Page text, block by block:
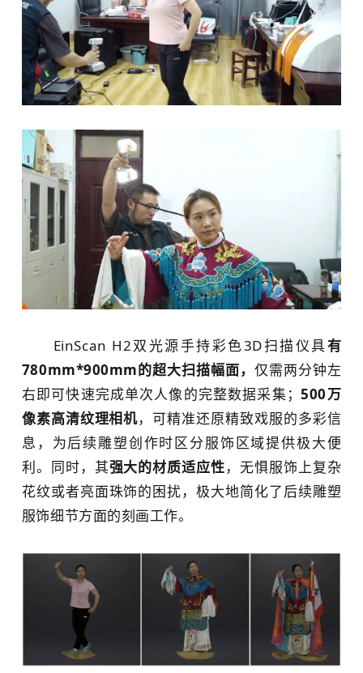
EinScan H2双光源手持彩色3D扫描仪具有
780mm*900mm的超大扫描幅面， 仅需两分钟左
右即可快速完成单次人像的完整数据采集；500万
像素高清纹理相机，可精准还原精致戏服的多彩信
息，为后续雕塑创作时区分服饰区域提供极大便
利。同时，其强大的材质适应性，无惧服饰上复杂
花纹或者亮面珠饰的困扰，极大地简化了后续雕塑
服饰细节方面的刻画工作。